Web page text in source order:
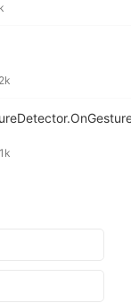
= Color.Black,
fontSize =